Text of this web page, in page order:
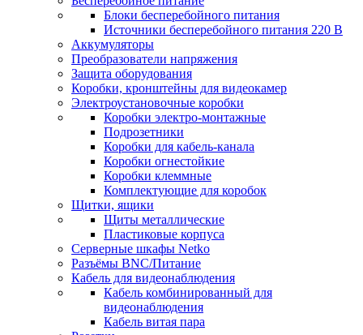
Блоки бесперебойного питания
Источники бесперебойного питания 220 В
Аккумуляторы
Преобразователи напряжения
Защита оборудования
Коробки, кронштейны для видеокамер
Электроустановочные коробки
Коробки электро-монтажные
Подрозетники
Коробки для кабель-канала
Коробки огнестойкие
Коробки клеммные
Комплектующие для коробок
Щитки, ящики
Щиты металлические
Пластиковые корпуса
Серверные шкафы Netko
Разъёмы BNC/Питание
Кабель для видеонаблюдения
Кабель комбинированный для
видеонаблюдения
Кабель витая пара